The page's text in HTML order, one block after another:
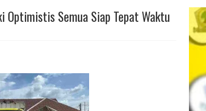
Semua Siap Tepat Waktu